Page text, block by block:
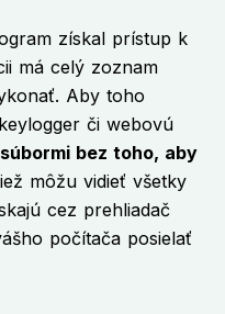
získal prístup k
má celý zoznam
Aby toho
či webovú
bez toho, aby
môžu vidieť všetky
cez prehliadač
počítača posielať